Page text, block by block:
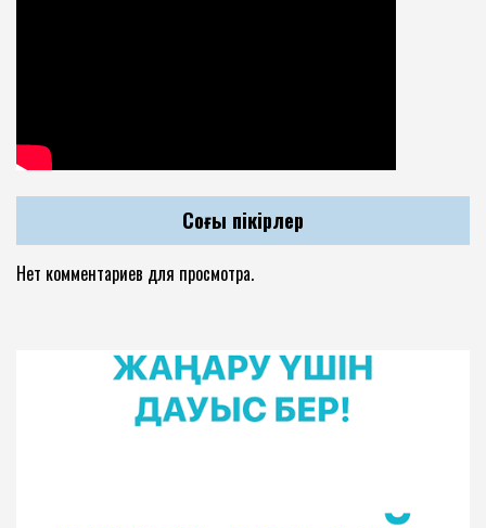
Соңғы пікірлер
Нет комментариев для просмотра.